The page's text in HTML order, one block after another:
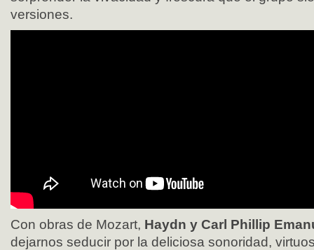
versiones.
Con obras de Mozart, Haydn y Carl Phillip
dejarnos seducir por la deliciosa sonoridad,